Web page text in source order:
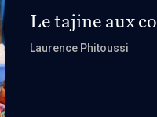
Le tajine aux
Laurence Phitoussi